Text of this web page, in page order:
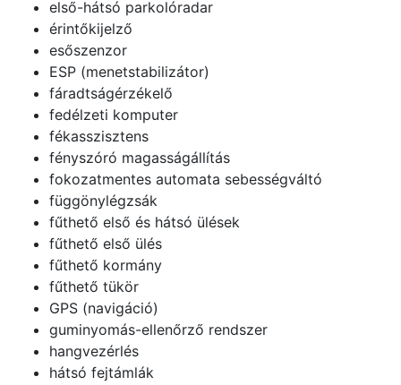
első-hátsó parkolóradar
érintőkijelző
esőszenzor
ESP (menetstabilizátor)
fáradtságérzékelő
fedélzeti komputer
fékasszisztens
fényszóró magasságállítás
fokozatmentes automata sebességváltó
függönylégzsák
fűthető első és hátsó ülések
fűthető első ülés
fűthető kormány
fűthető tükör
GPS (navigáció)
guminyomás-ellenőrző rendszer
hangvezérlés
hátsó fejtámlák